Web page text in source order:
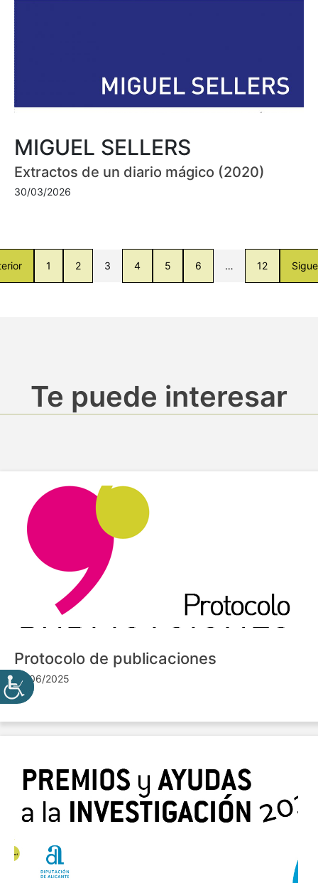
MIGUEL SELLERS
Extractos de un diario mágico (2020)
30/03/2026
1 2 3 4 5 6 … 12
Te puede interesar
Protocolo de publicaciones
10/06/2025